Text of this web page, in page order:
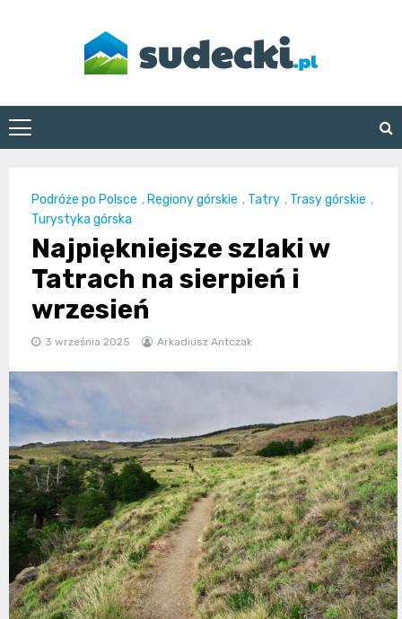
sudecki.pl
Podróże po Polsce , Regiony górskie , Tatry , Trasy górskie ,
Turystyka górska
Najpiękniejsze szlaki w
Tatrach na sierpień i
wrzesień
3 września 2025 Arkadiusz Antczak